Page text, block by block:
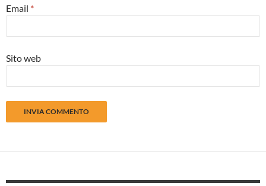
Email *
Sito web